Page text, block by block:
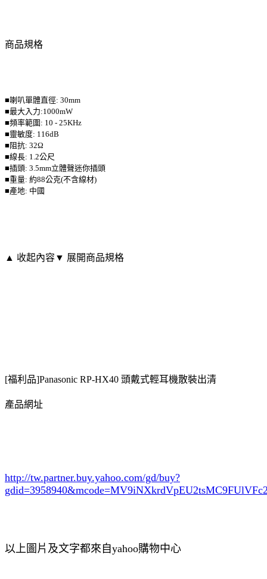
商品規格
■喇叭單體直徑: 30mm
■最大入力:1000mW
■頻率範圍: 10 - 25KHz
■靈敏度: 116dB
■阻抗: 32Ω
■線長: 1.2公尺
■插頭: 3.5mm立體聲迷你插頭
■重量: 約88公克(不含線材)
■產地: 中國
▲ 收起內容▼ 展開商品規格
[福利品]Panasonic RP-HX40 頭戴式輕耳機散裝出清
產品網址
http://tw.partner.buy.yahoo.com/gd/buy?
gdid=3958940
以上圖片及文字都來自yahoo購物中心